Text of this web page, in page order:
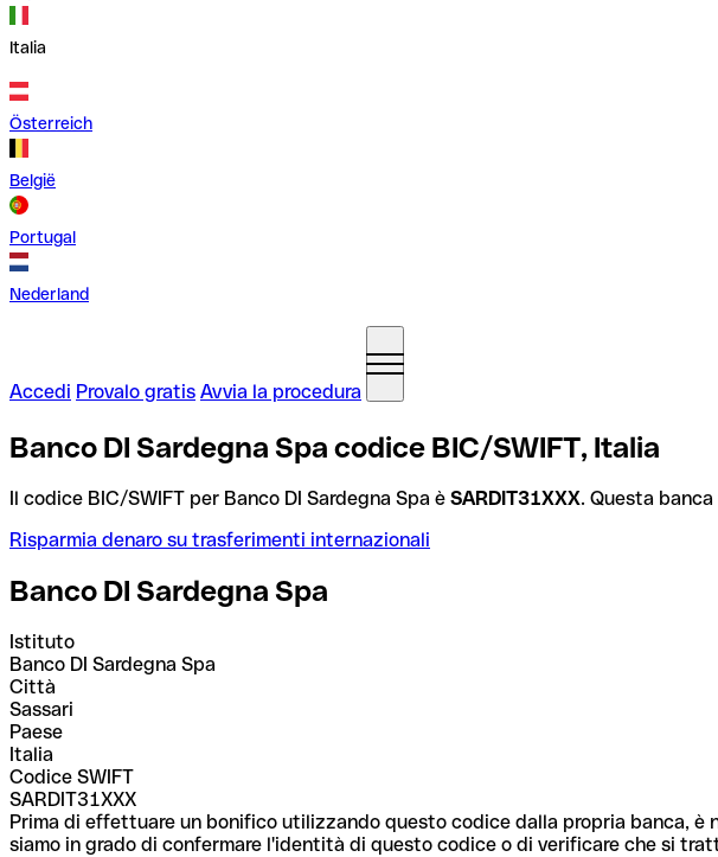
Italia
Österreich
België
Portugal
Nederland
Accedi Provalo gratis Avvia la procedura
Banco DI Sardegna Spa codice BIC/SWIFT, Italia
Il codice BIC/SWIFT per Banco DI Sardegna Spa è SARDIT31XXX. Questa
Risparmia denaro su trasferimenti internazionali
Banco DI Sardegna Spa
Istituto
Banco DI Sardegna Spa
Città
Sassari
Paese
Italia
Codice SWIFT
SARDIT31XXX
Prima di effettuare un bonifico utilizzando questo codice dalla propria banca,
siamo in grado di confermare l'identità di questo codice o di verificare che si